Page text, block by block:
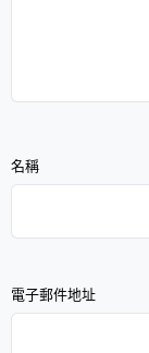
名稱
電子郵件地址